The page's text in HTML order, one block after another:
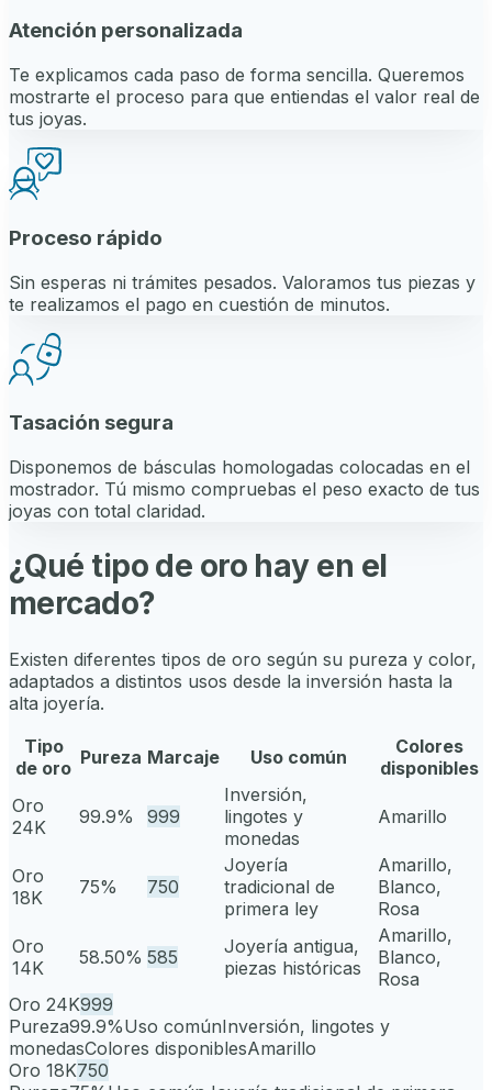
Atención personalizada
Te explicamos cada paso de forma sencilla. Queremos
mostrarte el proceso para que entiendas el valor real de
tus joyas.
Proceso rápido
Sin esperas ni trámites pesados. Valoramos tus piezas y
te realizamos el pago en cuestión de minutos.
Tasación segura
Disponemos de básculas homologadas colocadas en el
mostrador. Tú mismo compruebas el peso exacto de tus
joyas con total claridad.
¿Qué tipo de oro hay en el
mercado?
Existen diferentes tipos de oro según su pureza y color,
adaptados a distintos usos desde la inversión hasta la
alta joyería.
Tipo
de oro Pureza Marcaje Uso común
Colores
disponibles
Oro
24K
99.9% 999
Inversión,
lingotes y
monedas
Amarillo
Oro
18K
75% 750
Joyería
tradicional de
primera ley
Amarillo,
Blanco,
Rosa
Oro
14K
58.50% 585
Joyería antigua,
piezas históricas
Amarillo,
Blanco,
Rosa
Oro 24K999
Pureza99.9%Uso comúnInversión, lingotes y
monedasColores disponiblesAmarillo
Oro 18K750